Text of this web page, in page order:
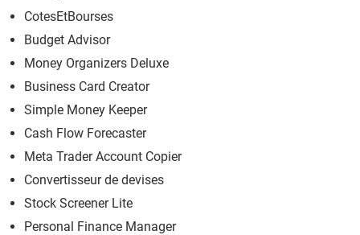
CotesEtBourses
Budget Advisor
Money Organizers Deluxe
Business Card Creator
Simple Money Keeper
Cash Flow Forecaster
Meta Trader Account Copier
Convertisseur de devises
Stock Screener Lite
Personal Finance Manager